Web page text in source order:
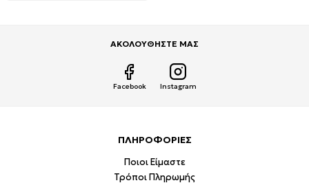
ΑΚΟΛΟΥΘΗΣΤΕ ΜΑΣ
Facebook Instagram
ΠΛΗΡΟΦΟΡΙΕΣ
Ποιοι Είμαστε
Τρόποι Πληρωμής